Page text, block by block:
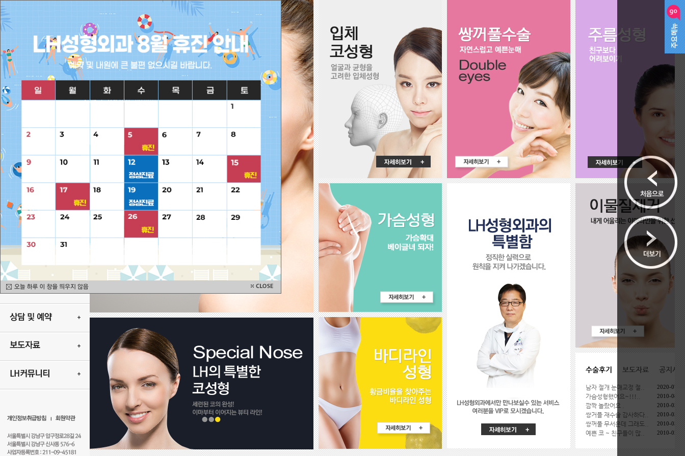
전체메뉴
+로그인
회원가입
수술후기 보도자료 공지사항
남자 절개 눈매교정 절.. 2020-07-11
가슴성형했어요~!!!.. 2010-08-24
깜짝 놀랐어요 . 2010-03-24
쌍거플 재수술 감사하다.. 2010-03-21
쌍꺼풀 무서운데 그래도.. 2010-03-16
예쁜 코 ~ 친구들이 많.. 2010-02-25